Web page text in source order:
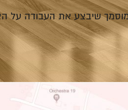
מוסמך שיבצע את העבודה על